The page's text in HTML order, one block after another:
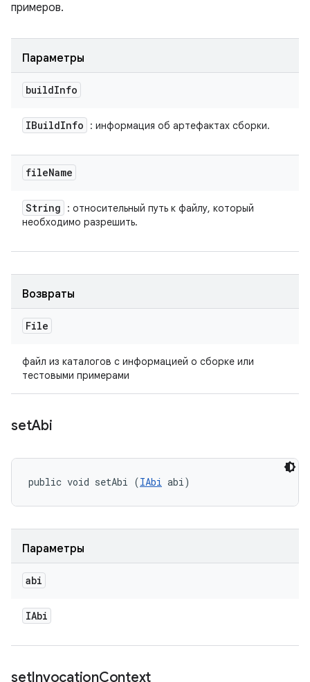
примеров.
Параметры
buildInfo
IBuildInfo : информация об артефактах сборки.
fileName
String
: относительный путь к файлу, который
необходимо разрешить.
Возвраты
File
файл из каталогов с информацией о сборке или
тестовыми примерами
setAbi
public void setAbi (IAbi abi)
Параметры
abi
IAbi
setInvocationContext